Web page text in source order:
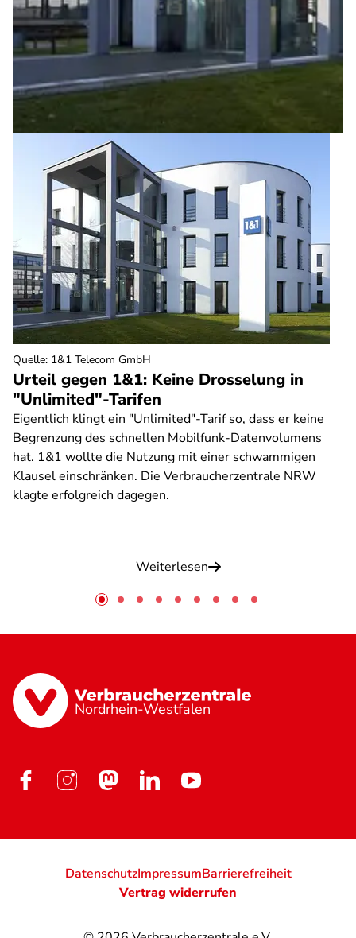
Urteil gegen 1&1: Keine Drosselung in
"Unlimited"-Tarifen
Eigentlich klingt ein "Unlimited"-Tarif so, dass er keine
Begrenzung des schnellen Mobilfunk-Datenvolumens
hat. 1&1 wollte die Nutzung mit einer schwammigen
Klausel einschränken. Die Verbraucherzentrale NRW
klagte erfolgreich dagegen.
Weiterlesen
Quelle: 1&1 Telecom GmbH
Nordrhein-Westfalen
DatenschutzImpressumBarrierefreiheit
Vertrag widerrufen